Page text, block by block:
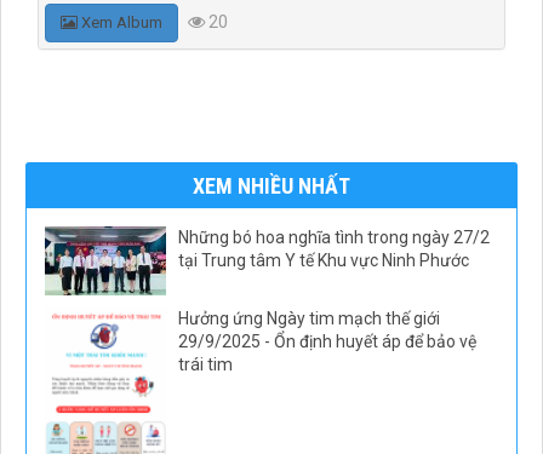
Xem Album 20
XEM NHIỀU NHẤT
Những bó hoa nghĩa tình trong ngày 27/2
tại Trung tâm Y tế Khu vực Ninh Phước
Hưởng ứng Ngày tim mạch thế giới
29/9/2025 - Ổn định huyết áp để bảo vệ
trái tim